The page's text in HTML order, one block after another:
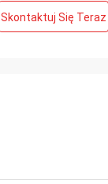
Skontaktuj Się Teraz